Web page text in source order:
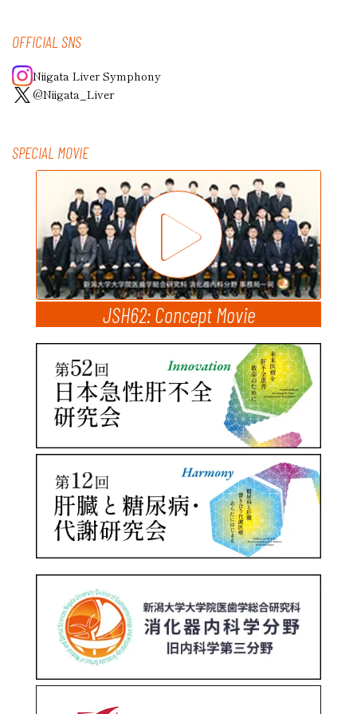
OFFICIAL SNS
Niigata Liver Symphony
@Niigata_Liver
SPECIAL MOVIE
JSH62: Concept Movie